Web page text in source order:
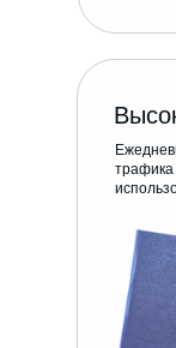
трафика